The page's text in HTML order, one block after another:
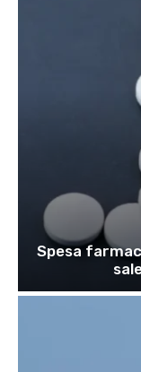
Spesa